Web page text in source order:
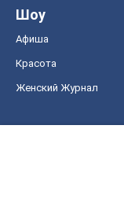
Шоу
Афиша
Красота
Женский Журнал